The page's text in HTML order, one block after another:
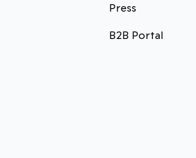
Press
B2B Portal